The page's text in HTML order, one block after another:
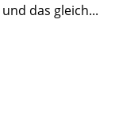
das gleich...